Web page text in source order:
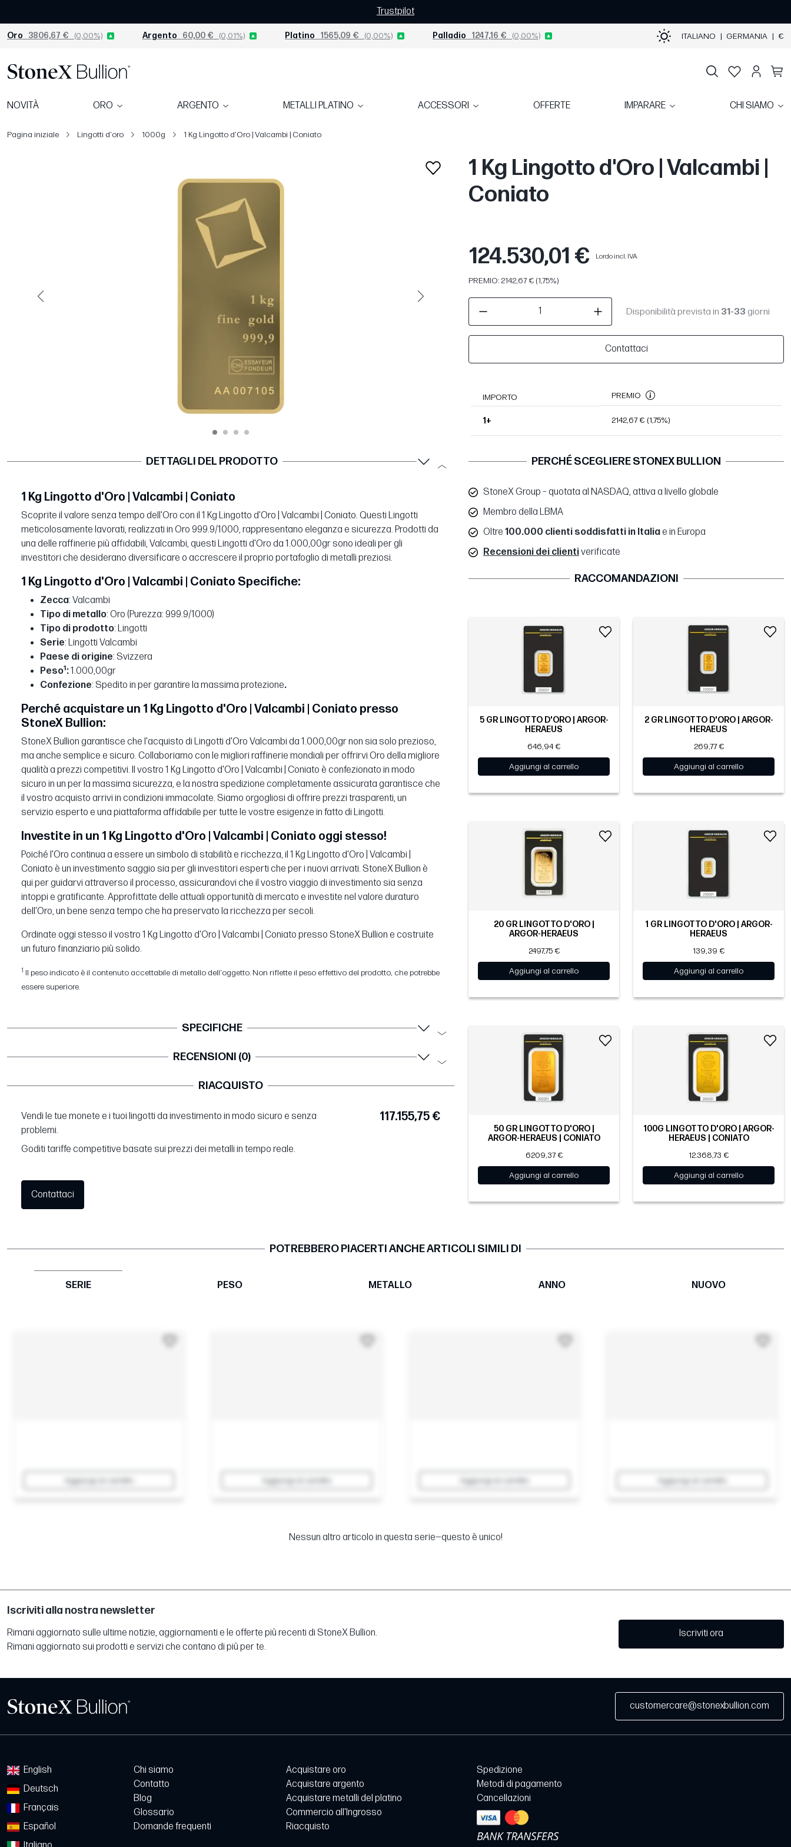
Trustpilot
Oro 3806,67 € (0,00%) Argento 60,00 € (0,01%) Platino 1565,09 € (0,00%) Palladio 1247,16 € (0,00%) ITALIANO | GERMANIA | €
NOVITÀ ORO ARGENTO METALLI PLATINO ACCESSORI OFFERTE IMPARARE CHI SIAMO
Pagina iniziale Lingotti d'oro 1000g 1 Kg Lingotto d'Oro | Valcambi | Coniato
Precedente Avanti
1 Kg Lingotto d'Oro | Valcambi |
Coniato
124.530,01 € Lordo incl. IVA
PREMIO: 2142,67 € (1,75%)
Disponibilità prevista in 31-33 giorni
Contattaci
IMPORTO PREMIO
1+ 2142,67 € (1,75%)
DETTAGLI DEL PRODOTTO
1 Kg Lingotto d'Oro | Valcambi | Coniato
Scoprite il valore senza tempo dell'Oro con il 1 Kg Lingotto d'Oro | Valcambi | Coniato. Questi Lingotti
meticolosamente lavorati, realizzati in Oro 999.9/1000, rappresentano eleganza e sicurezza. Prodotti da
una delle raffinerie più affidabili, Valcambi, questi Lingotti d'Oro da 1.000,00gr sono ideali per gli
investitori che desiderano diversificare o accrescere il proprio portafoglio di metalli preziosi.
1 Kg Lingotto d'Oro | Valcambi | Coniato Specifiche:
Zecca: Valcambi
Tipo di metallo: Oro (Purezza: 999.9/1000)
Tipo di prodotto: Lingotti
Serie: Lingotti Valcambi
Paese di origine: Svizzera
Peso1:1.000,00gr
Confezione: Spedito in per garantire la massima protezione.
Perché acquistare un 1 Kg Lingotto d'Oro | Valcambi | Coniato presso
StoneX Bullion:
StoneX Bullion garantisce che l'acquisto di Lingotti d'Oro Valcambi da 1.000,00gr non sia solo prezioso,
ma anche semplice e sicuro. Collaboriamo con le migliori raffinerie mondiali per offrirvi Oro della migliore
qualità a prezzi competitivi. Il vostro 1 Kg Lingotto d'Oro | Valcambi | Coniato è confezionato in modo
sicuro in un per la massima sicurezza, e la nostra spedizione completamente assicurata garantisce che
il vostro acquisto arrivi in condizioni immacolate. Siamo orgogliosi di offrire prezzi trasparenti, un
servizio esperto e una piattaforma affidabile per tutte le vostre esigenze in fatto di Lingotti.
Investite in un 1 Kg Lingotto d'Oro | Valcambi | Coniato oggi stesso!
Poiché l'Oro continua a essere un simbolo di stabilità e ricchezza, il 1 Kg Lingotto d'Oro | Valcambi |
Coniato è un investimento saggio sia per gli investitori esperti che per i nuovi arrivati. StoneX Bullion è
qui per guidarvi attraverso il processo, assicurandovi che il vostro viaggio di investimento sia senza
intoppi e gratificante. Approfittate delle attuali opportunità di mercato e investite nel valore duraturo
dell'Oro, un bene senza tempo che ha preservato la ricchezza per secoli.
Ordinate oggi stesso il vostro 1 Kg Lingotto d'Oro | Valcambi | Coniato presso StoneX Bullion e costruite
un futuro finanziario più solido.
1 Il peso indicato è il contenuto accettabile di metallo dell'oggetto. Non riflette il peso effettivo del prodotto, che potrebbe
essere superiore.
SPECIFICHE
RECENSIONI (0)
RIACQUISTO
117.155,75 €
Vendi le tue monete e i tuoi lingotti da investimento in modo sicuro e senza
problemi.
Goditi tariffe competitive basate sui prezzi dei metalli in tempo reale.
Contattaci
PERCHÉ SCEGLIERE STONEX BULLION
StoneX Group – quotata al NASDAQ, attiva a livello globale
Membro della LBMA
Oltre 100.000 clienti soddisfatti in Italiae in Europa
Recensioni dei clientiverificate
RACCOMANDAZIONI
5 GR LINGOTTO D'ORO | ARGOR-
HERAEUS
646,94 €
Aggiungi al carrello
2 GR LINGOTTO D'ORO | ARGOR-
HERAEUS
269,77 €
Aggiungi al carrello
20 GR LINGOTTO D'ORO |
ARGOR-HERAEUS
2497,75 €
Aggiungi al carrello
1 GR LINGOTTO D'ORO | ARGOR-
HERAEUS
139,39 €
Aggiungi al carrello
50 GR LINGOTTO D'ORO |
ARGOR-HERAEUS | CONIATO
6209,37 €
Aggiungi al carrello
100G LINGOTTO D'ORO | ARGOR-
HERAEUS | CONIATO
12.368,73 €
Aggiungi al carrello
POTREBBERO PIACERTI ANCHE ARTICOLI SIMILI DI
SERIE PESO METALLO ANNO NUOVO
Aggiungi al carrello Aggiungi al carrello Aggiungi al carrello Aggiungi al carrello
Nessun altro articolo in questa serie—questo è unico!
Iscriviti alla nostra newsletter
Rimani aggiornato sulle ultime notizie, aggiornamenti e le offerte più recenti di StoneX Bullion.
Rimani aggiornato sui prodotti e servizi che contano di più per te.
Iscriviti ora
customercare@stonexbullion.com
English
Deutsch
Français
Español
Chi siamo
Contatto
Blog
Glossario
Domande frequenti
Acquistare oro
Acquistare argento
Acquistare metalli del platino
Commercio all'Ingrosso
Riacquisto
Spedizione
Metodi di pagamento
Cancellazioni